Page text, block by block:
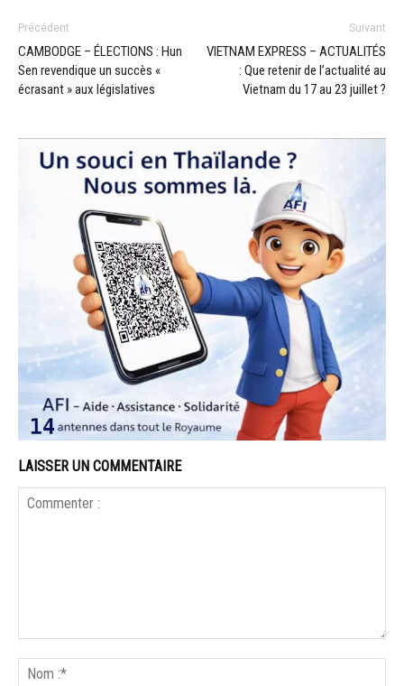
Précédent
CAMBODGE – ÉLECTIONS : Hun
Sen revendique un succès «
écrasant » aux législatives
Suivant
VIETNAM EXPRESS – ACTUALITÉS
: Que retenir de l’actualité au
Vietnam du 17 au 23 juillet ?
LAISSER UN COMMENTAIRE